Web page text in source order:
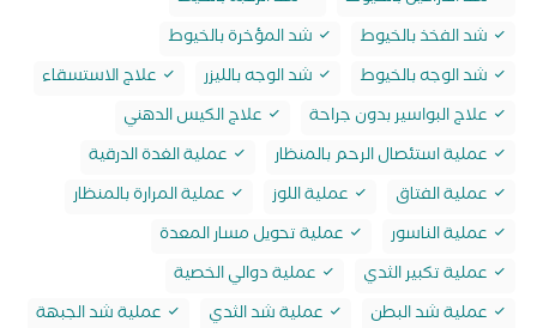
شد الفخذ بالخيوط
شد المؤخرة بالخيوط
شد الوجه بالخيوط
شد الوجه بالليزر
علاج الاستسقاء
علاج البواسير بدون جراحة
علاج الكيس الدهني
عملية استئصال الرحم بالمنظار
عملية الغدة الدرقية
عملية الفتاق
عملية اللوز
عملية المرارة بالمنظار
عملية الناسور
عملية تحويل مسار المعدة
عملية تكبير الثدي
عملية دوالي الخصية
عملية شد البطن
عملية شد الثدي
عملية شد الجبهة